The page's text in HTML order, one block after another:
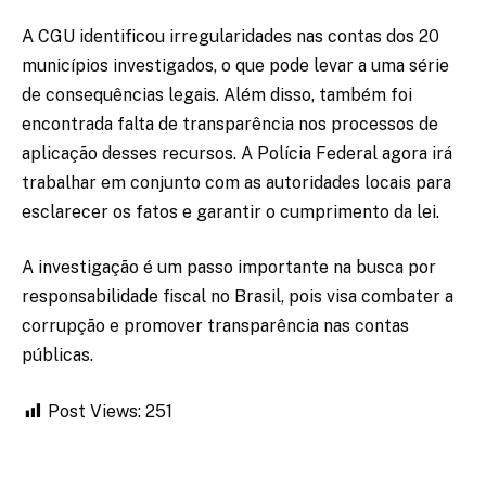
A CGU identificou irregularidades nas contas dos 20
municípios investigados, o que pode levar a uma série
de consequências legais. Além disso, também foi
encontrada falta de transparência nos processos de
aplicação desses recursos. A Polícia Federal agora irá
trabalhar em conjunto com as autoridades locais para
esclarecer os fatos e garantir o cumprimento da lei.
A investigação é um passo importante na busca por
responsabilidade fiscal no Brasil, pois visa combater a
corrupção e promover transparência nas contas
públicas.
Post Views: 251